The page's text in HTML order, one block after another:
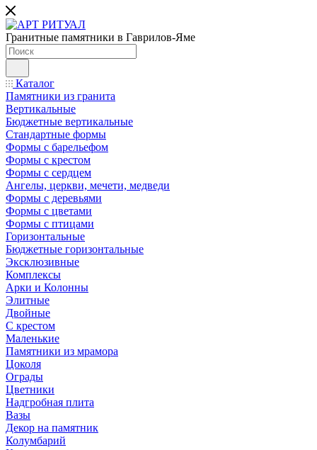
Гранитные памятники в Гаврилов-Яме
Каталог
Памятники из гранита
Вертикальные
Бюджетные вертикальные
Стандартные формы
Формы с барельефом
Формы с крестом
Формы с сердцем
Ангелы, церкви, мечети, медведи
Формы с деревьями
Формы с цветами
Формы с птицами
Горизонтальные
Бюджетные горизонтальные
Эксклюзивные
Комплексы
Арки и Колонны
Элитные
Двойные
С крестом
Маленькие
Памятники из мрамора
Цоколя
Ограды
Цветники
Надгробная плита
Вазы
Декор на памятник
Колумбарий